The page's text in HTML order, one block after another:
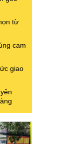
từ
cam
giao